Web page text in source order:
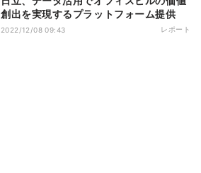
創出を実現するプラットフォーム提供
2022/12/08 09:43 レポート